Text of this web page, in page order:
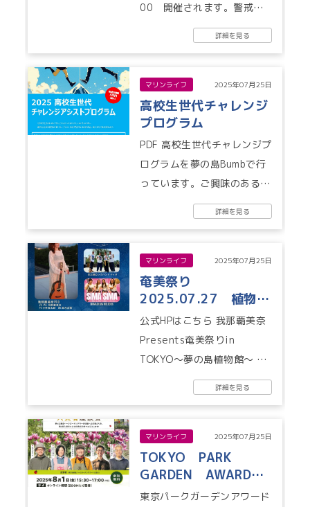
00 開催されます。警戒船
の指示に従い、危険エリア等
には近づかないようお願いい
詳細を見る
マリンライフ 2025年07月25日
高校生世代チャレンジ
プログラム
PDF 高校生世代チャレンジプ
ログラムを夢の島Bumbで行
っています。ご興味のある方
は公式Hpよりご確認くださ
詳細を見る
マリンライフ 2025年07月25日
奄美祭り
2025.07.27 植物館
開催
公式HPはこちら 我那覇美奈
Presents奄美祭りin
TOKYO〜夢の島植物館〜 奄
美大島出身のシンガー我那覇
美奈さんによるスペシャル
詳細を見る
マリンライフ 2025年07月25日
TOKYO PARK
GARDEN AWARD
ガーデンコンテスト参
東京パークガーデンアワード